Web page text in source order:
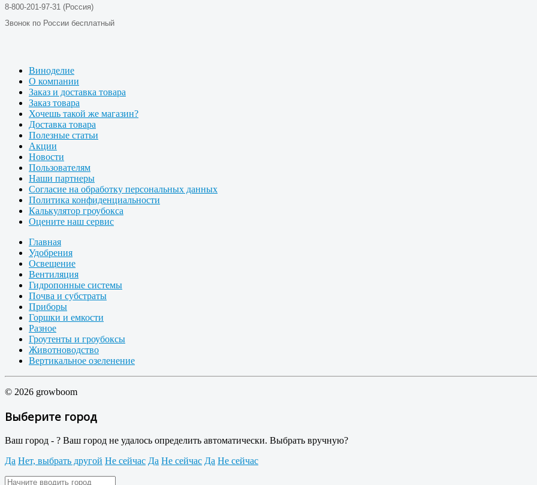
8-800-201-97-31 (Россия)
Звонок по России бесплатный
Виноделие
О компании
Заказ и доставка товара
Заказ товара
Хочешь такой же магазин?
Доставка товара
Полезные статьи
Акции
Новости
Пользователям
Наши партнеры
Согласие на обработку персональных данных
Политика конфиденциальности
Калькулятор гроубокса
Оцените наш сервис
Главная
Удобрения
Освещение
Вентиляция
Гидропонные системы
Почва и субстраты
Приборы
Горшки и емкости
Разное
Гроутенты и гроубоксы
Животноводство
Вертикальное озеленение
© 2026 growboom
Выберите город
Ваш город - ? Ваш город не удалось определить автоматически. Выбрать вручную?
Да Нет, выбрать другой Не сейчас Да Не сейчас Да Не сейчас